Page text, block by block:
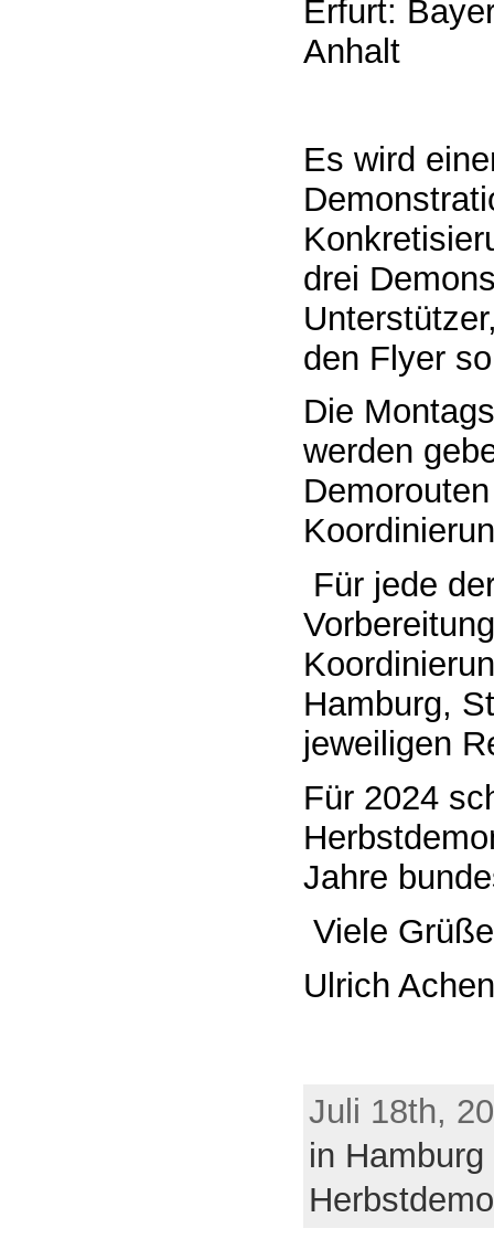
Erfurt:
Anhalt
Es wird
drei
den Flyer
Die
werden
Für jede
Hamburg,
jeweiligen
Für 2024
Jahre
Viele Grüße
Ulrich
Juli 18th,
in